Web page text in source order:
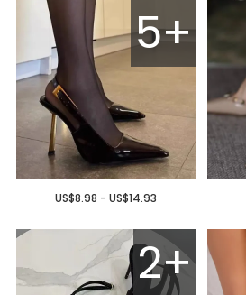
5+
US$8.98 - US$14.93
2+